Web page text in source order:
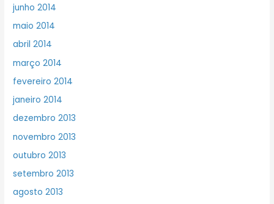
junho 2014
maio 2014
abril 2014
março 2014
fevereiro 2014
janeiro 2014
dezembro 2013
novembro 2013
outubro 2013
setembro 2013
agosto 2013